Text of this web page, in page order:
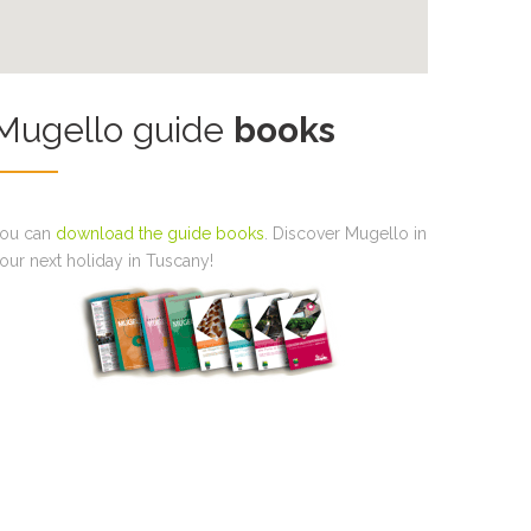
guide books
can download the guide books . Discover Mugello in
next holiday in Tuscany!